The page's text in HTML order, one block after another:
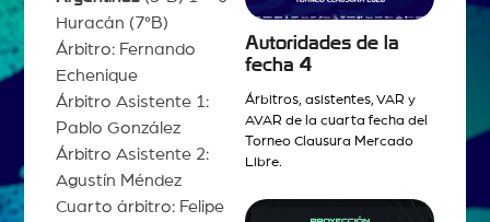
Huracán (7°B)
Árbitro: Fernando
Echenique
Árbitro Asistente 1:
Pablo González
Árbitro Asistente 2:
Agustín Méndez
Cuarto árbitro: Felipe
Autoridades de la
fecha 4
Árbitros, asistentes, VAR y
AVAR de la cuarta fecha del
Torneo Clausura Mercado
Libre.